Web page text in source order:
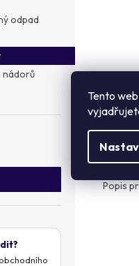
Tento
odpad
nádorů
Popis
Popis